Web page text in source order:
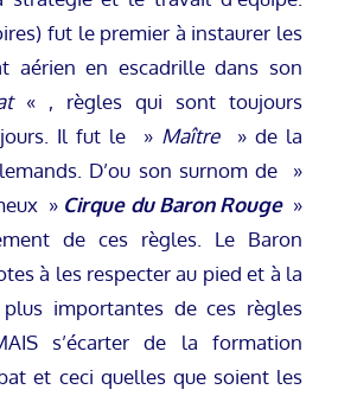
fut le premier à instaurer les
aérien en escadrille dans son
« , règles qui sont toujours
Il fut le » Maître» de la
D’ou son surnom de »
» Cirque du Baron Rouge»
de ces règles. Le Baron
à les respecter au pied et à la
plus importantes de ces règles
s’écarter de la formation
et ceci quelles que soient les